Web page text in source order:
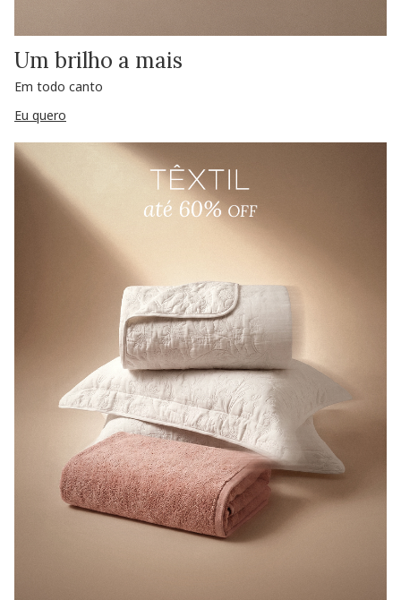
Um brilho a mais
Em todo canto
Eu quero